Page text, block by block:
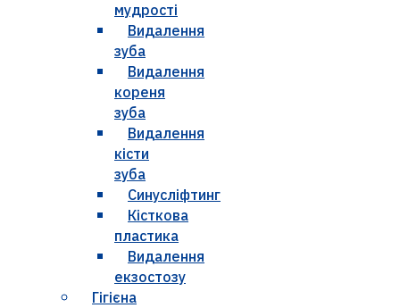
мудрості
Видалення
зуба
Видалення
кореня
зуба
Видалення
кісти
зуба
Синусліфтинг
Кісткова
пластика
Видалення
екзостозу
Гігієна